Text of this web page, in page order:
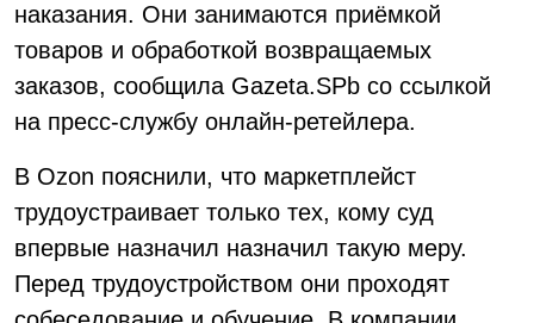
наказания. Они занимаются приёмкой
товаров и обработкой возвращаемых
заказов, сообщила Gazeta.SPb со ссылкой
на пресс-службу онлайн-ретейлера.
В Ozon пояснили, что маркетплейст
трудоустраивает только тех, кому суд
впервые назначил назначил такую меру.
Перед трудоустройством они проходят